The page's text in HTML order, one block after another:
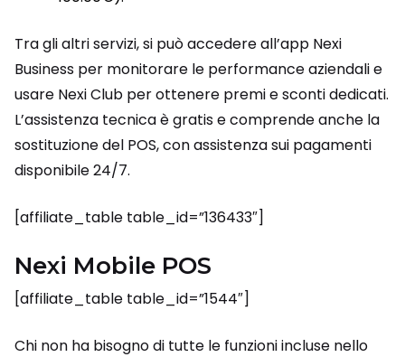
Tra gli altri servizi, si può accedere all’app Nexi
Business per monitorare le performance aziendali e
usare Nexi Club per ottenere premi e sconti dedicati.
L’assistenza tecnica è gratis e comprende anche la
sostituzione del POS, con assistenza sui pagamenti
disponibile 24/7.
[affiliate_table table_id=”136433″]
Nexi Mobile POS
[affiliate_table table_id=”1544″]
Chi non ha bisogno di tutte le funzioni incluse nello